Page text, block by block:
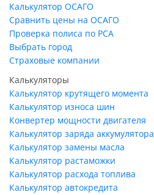
Калькулятор ОСАГО
Сравнить цены на ОСАГО
Проверка полиса по РСА
Выбрать город
Страховые компании
Калькуляторы
Калькулятор крутящего момента
Калькулятор износа шин
Конвертер мощности двигателя
Калькулятор заряда аккумулятора
Калькулятор замены масла
Калькулятор растаможки
Калькулятор расхода топлива
Калькулятор автокредита